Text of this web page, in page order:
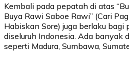
Kembali pada pepatah di atas
Buya Rawi Saboe Rawi” (Cari
Habiskan Sore) juga berlaku bagi
diseluruh Indonesia. Ada banyak
seperti Madura, Sumbawa,